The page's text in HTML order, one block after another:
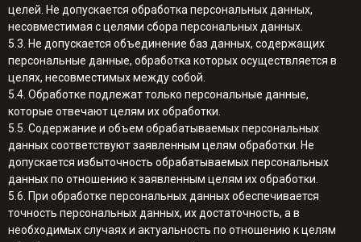
целей. Не допускается обработка персональных данных,
несовместимая с целями сбора персональных данных.
5.3. Не допускается объединение баз данных, содержащих
персональные данные, обработка которых осуществляется в
целях, несовместимых между собой.
5.4. Обработке подлежат только персональные данные,
которые отвечают целям их обработки.
5.5. Содержание и объем обрабатываемых персональных
данных соответствуют заявленным целям обработки. Не
допускается избыточность обрабатываемых персональных
данных по отношению к заявленным целям их обработки.
5.6. При обработке персональных данных обеспечивается
точность персональных данных, их достаточность, а в
необходимых случаях и актуальность по отношению к целям